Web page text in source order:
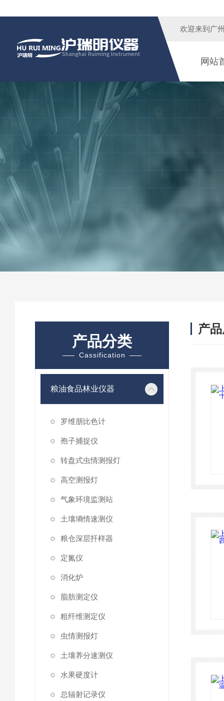
欢迎来到广
网站
产品分类
Cassification
粮油食品林业仪器
罗维朋比色计
孢子捕捉仪
转盘式虫情测报灯
高空测报灯
气象环境监测站
土壤墒情速测仪
粮仓深层扦样器
定氮仪
消化炉
脂肪测定仪
粗纤维测定仪
虫情测报灯
土壤养分速测仪
水果硬度计
总辐射记录仪
产